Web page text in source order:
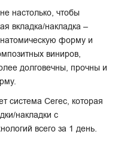
настолько, чтобы
вкладка/накладка –
форму и
виниров,
долговечны, прочны и
система Cerec, которая
накладки с
всего за 1 день.